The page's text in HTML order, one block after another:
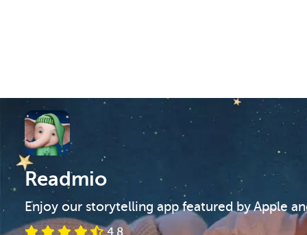
Readmio
Enjoy our storytelling app featured by Apple
4.8